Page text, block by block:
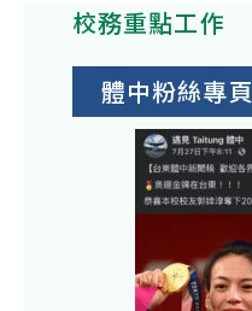
校務重點工作
體中粉絲專頁